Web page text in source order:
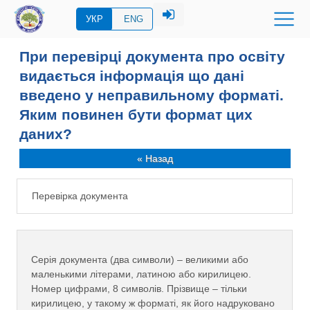
УКР ENG
При перевірці документа про освіту
видається інформація що дані
введено у неправильному форматі.
Яким повинен бути формат цих
даних?
« Назад
Перевірка документа
Серія документа (два символи) – великими або
маленькими літерами, латиною або кирилицею.
Номер цифрами, 8 символів. Прізвище – тільки
кирилицею, у такому ж форматі, як його надруковано